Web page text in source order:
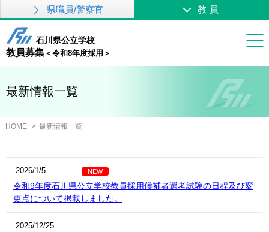
県職員/警察官 教員
石川県公立学校
教員募集 ＜令和8年度採用＞
最新情報一覧
HOME 最新情報一覧
2026/1/5 NEW
令和9年度石川県公立学校教員採用候補者選考試験の日程及び変
更点について掲載しました。
2025/12/25